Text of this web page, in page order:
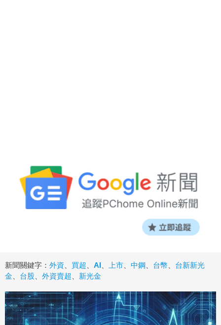
新聞關鍵字： 外資 買超 AI 上市 中鋼 台幣
台新新光
金
台股 外資賣超 新光金